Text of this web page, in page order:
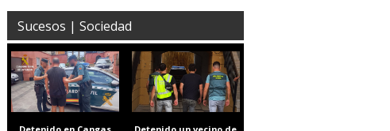
Sucesos | Sociedad